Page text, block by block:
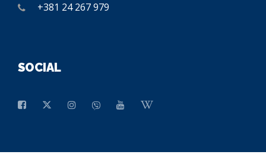
+381 24 267 979
SOCIAL